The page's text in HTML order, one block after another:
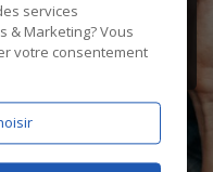
services
& Marketing? Vous
votre consentement